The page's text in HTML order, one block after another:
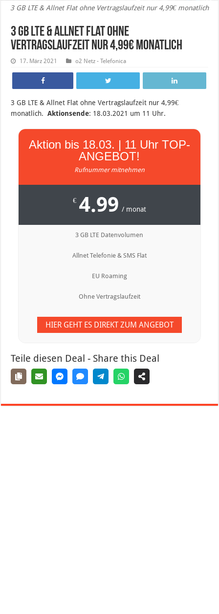
3 GB LTE & Allnet Flat ohne Vertragslaufzeit nur 4,99€ monatlich
3 GB LTE & Allnet Flat ohne
Vertragslaufzeit nur 4,99€ monatlich
17. März 2021 o2 Netz - Telefonica
3 GB LTE & Allnet Flat ohne Vertragslaufzeit nur 4,99€
monatlich.Aktionsende: 18.03.2021 um 11 Uhr.
Aktion bis 18.03. | 11 Uhr TOP-
ANGEBOT!
Rufnummer mitnehmen
€ 4.99 / monat
3 GB LTE Datenvolumen
Allnet Telefonie & SMS Flat
EU Roaming
Ohne Vertragslaufzeit
HIER GEHT ES DIREKT ZUM ANGEBOT
Teile diesen Deal - Share this Deal